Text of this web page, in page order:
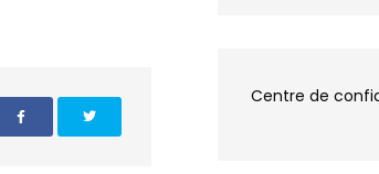
Centre de